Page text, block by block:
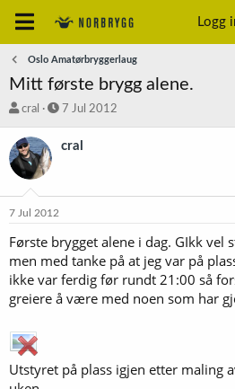
Logg
Oslo Amatørbryggerlaug
Mitt første brygg alene.
T
å
d
s
t
r
cral
S
a
o
7 Jul 2012
cral
7 Jul 2012
Første brygget alene i dag. GIkk vel
men med tanke på at jeg var på
ikke var ferdig før rundt 21:00 så
greiere å være med noen som har
Utstyret på plass igjen etter maling